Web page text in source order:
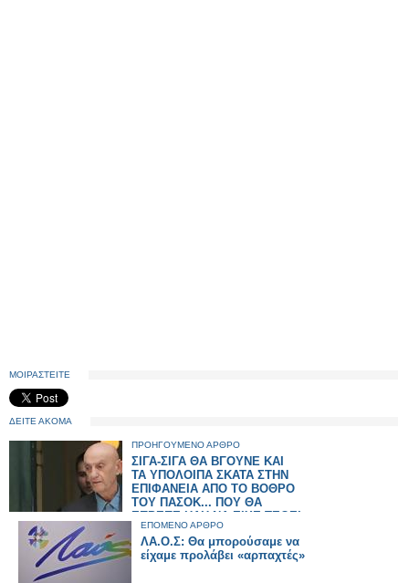
ΜΟΙΡΑΣΤΕΙΤΕ
ΔΕΙΤΕ ΑΚΟΜΑ
ΠΡΟΗΓΟΥΜΕΝΟ ΑΡΘΡΟ
ΣΙΓΑ-ΣΙΓΑ ΘΑ ΒΓΟΥΝΕ ΚΑΙ
ΤΑ ΥΠΟΛΟΙΠΑ ΣΚΑΤΑ ΣΤΗΝ
ΕΠΙΦΑΝΕΙΑ ΑΠΟ ΤΟ ΒΟΘΡΟ
ΤΟΥ ΠΑΣΟΚ... ΠΟΥ ΘΑ
ΕΠΡΕΠΕ ΗΔΗ ΝΑ ΕΙΧΕ ΤΕΘΕΙ
ΕΚΤΟΣ ΝΟΜΟΥ...
ΕΠΟΜΕΝΟ ΑΡΘΡΟ
ΛΑ.Ο.Σ: Θα μπορούσαμε να
είχαμε προλάβει «αρπαχτές»